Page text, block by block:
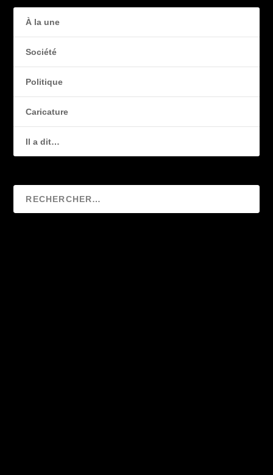
À la une
Société
Politique
Caricature
Il a dit…